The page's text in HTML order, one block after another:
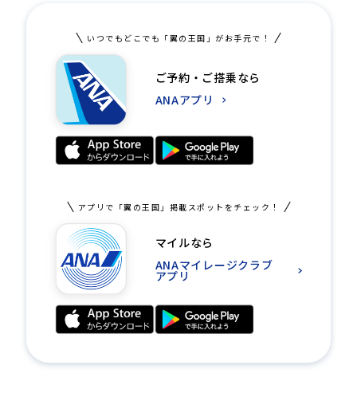
いつでもどこでも「翼の王国」がお手元で！
ご予約・ご搭乗なら
ANAアプリ
アプリで「翼の王国」掲載スポットをチェック！
マイルなら
ANAマイレージクラブ
アプリ